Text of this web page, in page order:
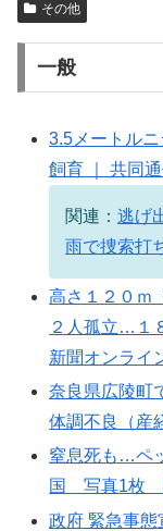
その他
一般
3.5メートル
飼育 ｜ 共同
関連：逃げ
雨で捜索打
高さ１２０ｍ
２人孤立…１
新聞オンライ
奈良県広陵町
体調不良（産
窒息死も…ペ
国 写真1枚
政府 緊急事態